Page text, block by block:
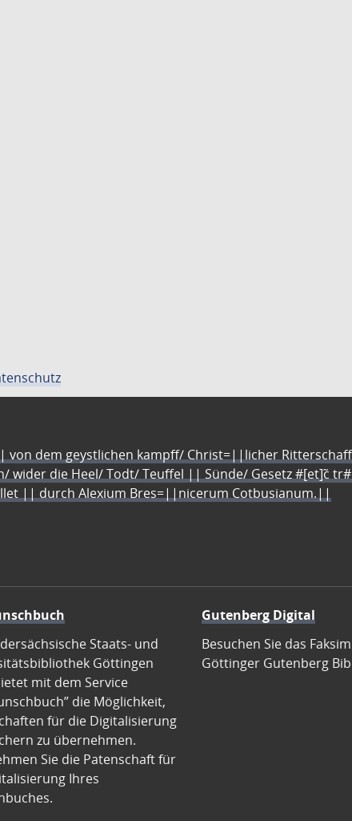
von dem geystlichen kampff/ Christ=||licher
wider die Heel/ Todt/ Teuffel || Sünde/ Gesetz #[et]c̃
|| durch Alexium Bres=||nicerum Cotbusianum.||
Staats- und
Göttingen
mit dem Service
die Möglichkeit,
für die Digitalisierung
zu übernehmen.
Sie die Patenschaft für
Ihres
Gutenberg Digital
Besuchen Sie das
Göttinger Gutenberg